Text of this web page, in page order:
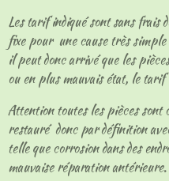
Les tarif indiqué sont sans frais
fixe pour une cause très
il peut donc arrivé que les
ou en plus mauvais état, le
Attention toutes les pièces sont
restauré donc par définition
telle que corrosion dans des
mauvaise réparation antérieure.